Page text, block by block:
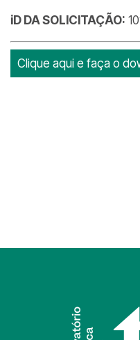
iD DA SOLICITAÇÃO:
Clique aqui e faça o